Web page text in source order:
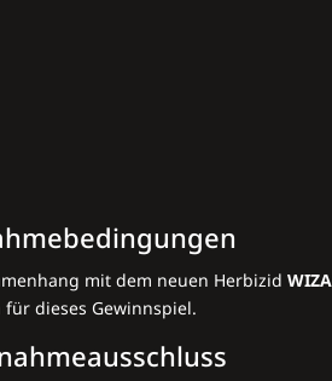
mit dem neuen Herbizid
dieses Gewinnspiel.